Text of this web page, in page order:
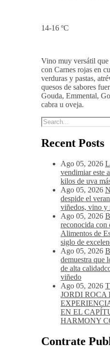
14-16 ºC
Vino muy versátil
con Carnes rojas en
verduras y pastas,
quesos de sabores
Gouda, Emmental,
cabra u oveja.
Recent Posts
Ago 05, 2026
vendimiar este
kilos de uva
Ago 05, 2026
despide el
viñedos, vino y
Ago 05, 2026
reconocida
Alimentos de
siglo de
Ago 05, 2026
demuestra que
de alta
viñedo
Ago 05, 2026
JORDI
EN EL
HARMONY
Contrate